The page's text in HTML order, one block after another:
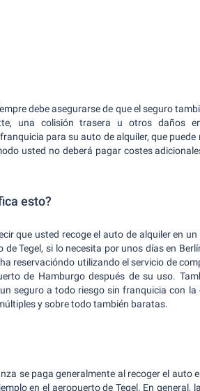
debe asegurarse de que el seguro
una colisión trasera u otros daños
para su auto de alquiler, que
usted no deberá pagar costes
esto?
que usted recoge el auto de alquiler en
Tegel, si lo necesita por unos días en
reservacióndo utilizando el servicio de
de Hamburgo después de su uso.
seguro a todo riesgo sin franquicia con
y sobre todo también baratas.
se paga generalmente al recoger el auto
en el aeropuerto de Tegel. En general,